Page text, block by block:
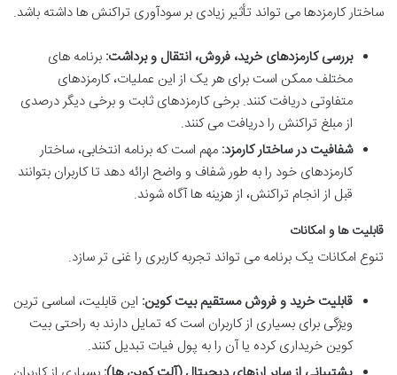
ساختار کارمزدها می تواند تأثیر زیادی بر سودآوری تراکنش ها داشته باشد.
بررسی کارمزدهای خرید، فروش، انتقال و برداشت: برنامه های
مختلف ممکن است برای هر یک از این عملیات، کارمزدهای
متفاوتی دریافت کنند. برخی کارمزدهای ثابت و برخی دیگر درصدی
از مبلغ تراکنش را دریافت می کنند.
شفافیت در ساختار کارمزد: مهم است که برنامه انتخابی، ساختار
کارمزدهای خود را به طور شفاف و واضح ارائه دهد تا کاربران بتوانند
قبل از انجام تراکنش، از هزینه ها آگاه شوند.
قابلیت ها و امکانات
تنوع امکانات یک برنامه می تواند تجربه کاربری را غنی تر سازد.
قابلیت خرید و فروش مستقیم بیت کوین: این قابلیت، اساسی ترین
ویژگی برای بسیاری از کاربران است که تمایل دارند به راحتی بیت
کوین خریداری کرده یا آن را به پول فیات تبدیل کنند.